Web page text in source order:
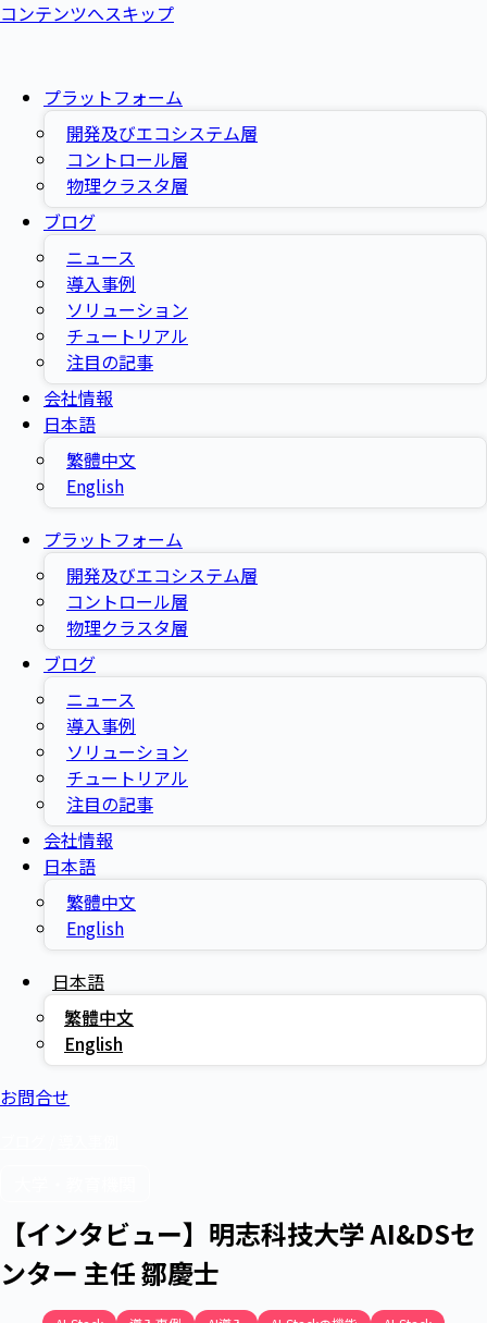
コンテンツへスキップ
プラットフォーム
開発及びエコシステム層
コントロール層
物理クラスタ層
ブログ
ニュース
導入事例
ソリューション
チュートリアル
注目の記事
会社情報
日本語
繁體中文
English
プラットフォーム
開発及びエコシステム層
コントロール層
物理クラスタ層
ブログ
ニュース
導入事例
ソリューション
チュートリアル
注目の記事
会社情報
日本語
繁體中文
English
日本語
繁體中文
English
お問合せ
【インタビュー】明志科技大学 AI&DSセ
ンター 主任 鄒慶士